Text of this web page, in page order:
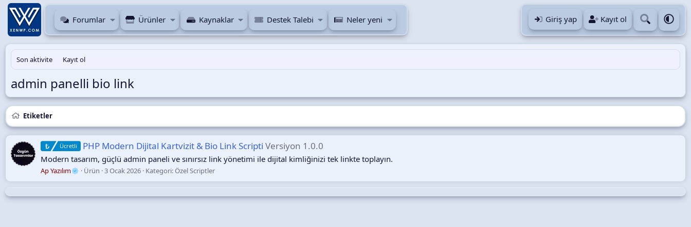
Forumlar Ürünler Kaynaklar Destek Talebi Neler yeni Giriş yap Kayıt ol
Son aktivite Kayıt ol
admin panelli bio link
Etiketler
Ücretli PHP Modern Dijital Kartvizit & Bio Link Scripti Versiyon 1.0.0
Modern tasarım, güçlü admin paneli ve sınırsız link yönetimi ile dijital kimliğinizi tek linkte toplayın.
Ap Yazılım Ürün 3 Ocak 2026 Kategori:Özel Scriptler